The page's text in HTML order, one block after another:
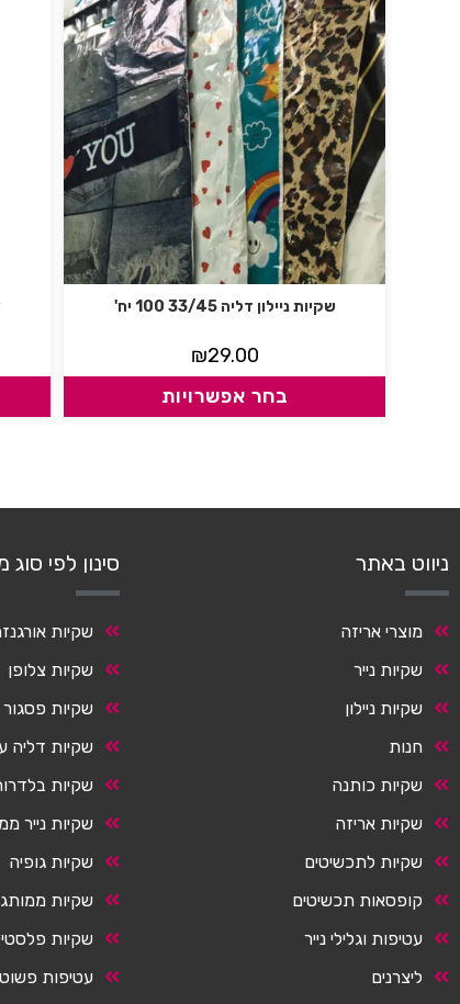
שקיות ניילון דליה 33/45 100 יח'
₪29.00
בחר אפשרויות
ניווט באתר
מוצרי אריזה
שקיות נייר
שקיות ניילון
חנות
שקיות כותנה
שקיות אריזה
שקיות לתכשיטים
קופסאות תכשיטים
עטיפות וגלילי נייר
ליצרנים
סינון לפי סוג
שקיות
שקיות צלופן
שקיות פסגור
שקיות דליה
שקיות
שקיות נייר
שקיות גופיה
שקיות
שקיות
עטיפות